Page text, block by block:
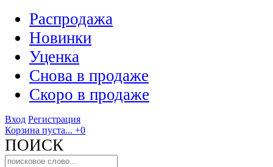
Распродажа
Новинки
Уценка
Снова в продаже
Скоро в продаже
Вход Регистрация
Корзина пуста... +0
ПОИСК